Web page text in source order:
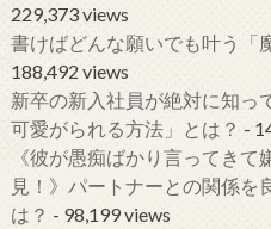
229,373 views
書けばどんな願いでも叶う「
188,492 views
新卒の新入社員が絶対に知っ
可愛がられる方法」とは？ -
《彼が愚痴ばかり言ってき
見！》パートナーとの関係を
は？ - 98,199 views